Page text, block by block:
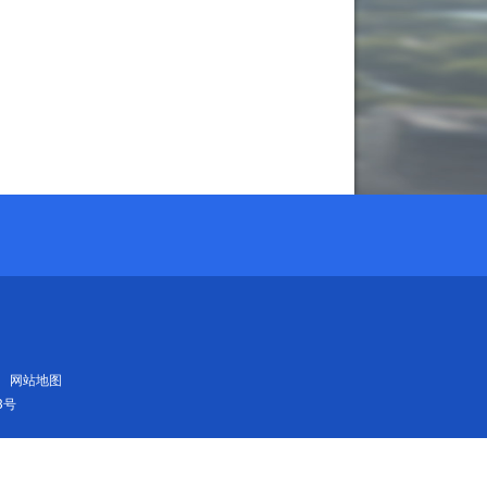
网站地图